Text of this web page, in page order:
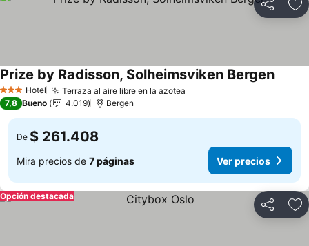
Compartir
3 Estrellas
Hotel Terraza al aire libre en la azotea
Prize by Radisson, Solheimsviken Bergen
7,8 Bueno 4.019 Bergen
De $ 261.408
Mira precios de 7 páginas Ver precios
Compartir
Opción destacada